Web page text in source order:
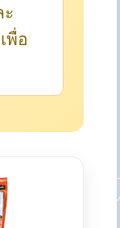
พื่อ